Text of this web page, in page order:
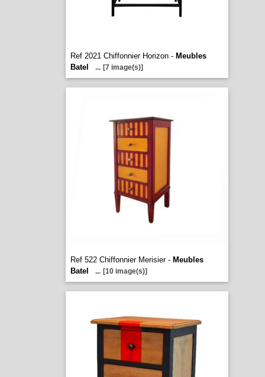
Ref 2021 Chiffonnier Horizon - Meubles
Batel
... [7 image(s)]
Ref 522 Chiffonnier Merisier - Meubles
Batel
... [10 image(s)]